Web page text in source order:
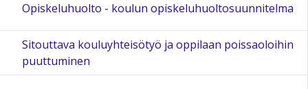
Opiskeluhuolto - koulun opiskeluhuoltosuunnitelma
Sitouttava kouluyhteisötyö ja oppilaan poissaoloihin
puuttuminen